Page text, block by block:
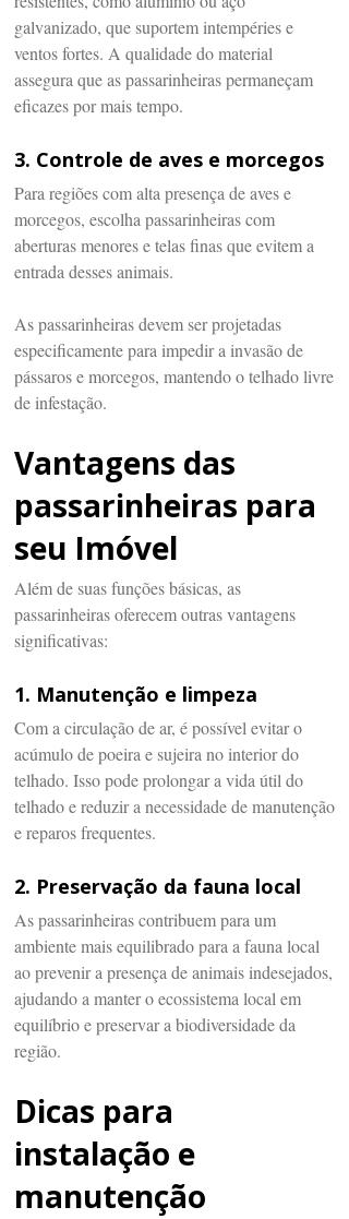
galvanizado, que suportem intempéries e
ventos fortes. A qualidade do material
assegura que as passarinheiras permaneçam
eficazes por mais tempo.
3. Controle de aves e morcegos
Para regiões com alta presença de aves e
morcegos, escolha passarinheiras com
aberturas menores e telas finas que evitem a
entrada desses animais.
As passarinheiras devem ser projetadas
especificamente para impedir a invasão de
pássaros e morcegos, mantendo o telhado livre
de infestação.
Vantagens das
passarinheiras para
seu Imóvel
Além de suas funções básicas, as
passarinheiras oferecem outras vantagens
significativas:
1. Manutenção e limpeza
Com a circulação de ar, é possível evitar o
acúmulo de poeira e sujeira no interior do
telhado. Isso pode prolongar a vida útil do
telhado e reduzir a necessidade de manutenção
e reparos frequentes.
2. Preservação da fauna local
As passarinheiras contribuem para um
ambiente mais equilibrado para a fauna local
ao prevenir a presença de animais indesejados,
ajudando a manter o ecossistema local em
equilíbrio e preservar a biodiversidade da
região.
Dicas para
instalação e
manutenção